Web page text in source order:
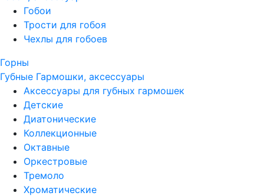
Гобои
Трости для гобоя
Чехлы для гобоев
Горны
Губные Гармошки, аксессуары
Аксессуары для губных гармошек
Детские
Диатонические
Коллекционные
Октавные
Оркестровые
Тремоло
Хроматические